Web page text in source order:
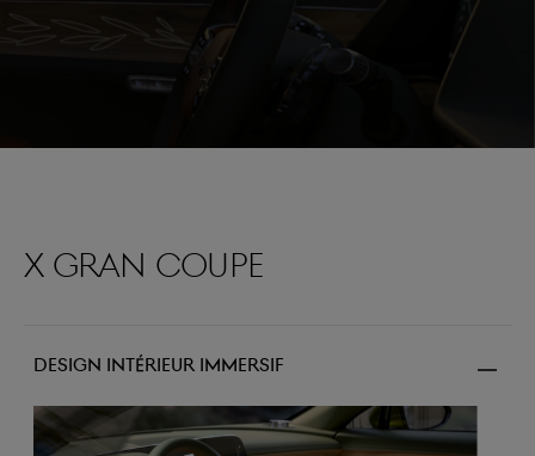
X Gran Coupe
Design intérieur immersif